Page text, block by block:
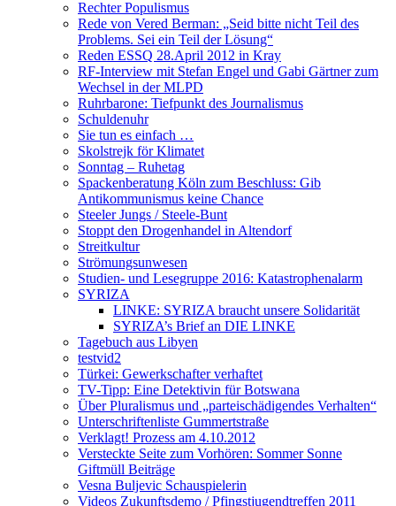
Rechter Populismus
Rede von Vered Berman: „Seid bitte nicht Teil des
Problems. Sei ein Teil der Lösung“
Reden ESSQ 28.April 2012 in Kray
RF-Interview mit Stefan Engel und Gabi Gärtner zum
Wechsel in der MLPD
Ruhrbarone: Tiefpunkt des Journalismus
Schuldenuhr
Sie tun es einfach …
Skolstrejk för Klimatet
Sonntag – Ruhetag
Spackenberatung Köln zum Beschluss: Gib
Antikommunismus keine Chance
Steeler Jungs / Steele-Bunt
Stoppt den Drogenhandel in Altendorf
Streitkultur
Strömungsunwesen
Studien- und Lesegruppe 2016: Katastrophenalarm
SYRIZA
LINKE: SYRIZA braucht unsere Solidarität
SYRIZA’s Brief an DIE LINKE
Tagebuch aus Libyen
testvid2
Türkei: Gewerkschafter verhaftet
TV-Tipp: Eine Detektivin für Botswana
Über Pluralismus und „parteischädigendes Verhalten“
Unterschriftenliste Gummertstraße
Verklagt! Prozess am 4.10.2012
Versteckte Seite zum Vorhören: Sommer Sonne
Giftmüll Beiträge
Vesna Buljevic Schauspielerin
Videos Zukunftsdemo / Pfingstjugendtreffen 2011